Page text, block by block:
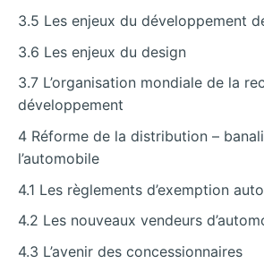
3.5 Les enjeux du développement
3.6 Les enjeux du design
3.7 L’organisation mondiale de la
développement
4 Réforme de la distribution –
l’automobile
4.1 Les règlements d’exemption
4.2 Les nouveaux vendeurs
4.3 L’avenir des concessionnaires